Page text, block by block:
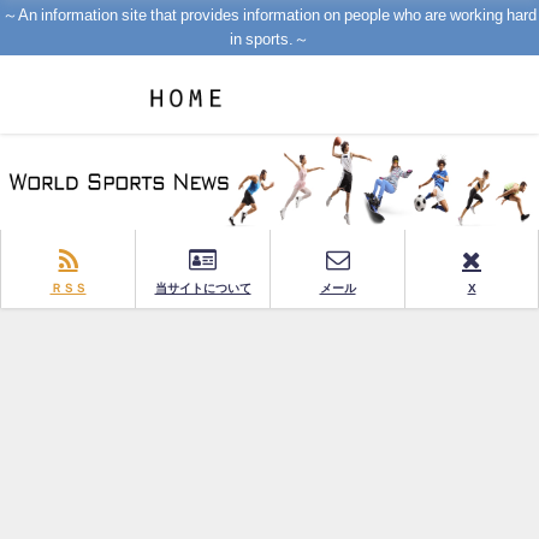
～An information site that provides information on people who are working hard
in sports.～
ＲＳＳ 当サイトについて メール X